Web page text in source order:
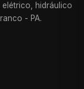
hidráulico
- PA.